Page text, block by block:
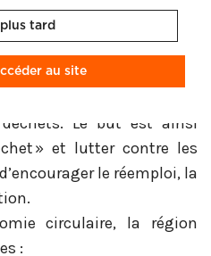
circulaire
régional, la région IDF
Le but est ainsi
» et lutter contre les
le réemploi, la
circulaire, la région
:
tard
Valider et accéder au site